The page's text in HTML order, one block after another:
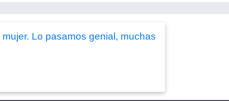
Lo pasamos genial, muchas